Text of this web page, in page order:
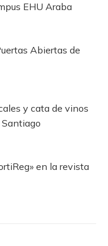
EHU Araba
Abiertas de
y cata de vinos
en la revista